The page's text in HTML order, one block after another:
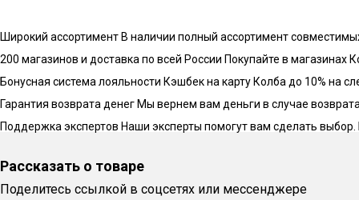
Широкий ассортимент В наличии полный ассортимент
200 магазинов и доставка по всей России Покупайте в магазинах
Бонусная система лояльности Кэшбек на карту Колба до 10% на
Гарантия возврата денег Мы вернем вам деньги в случае
Поддержка экспертов Наши эксперты помогут вам сделать
Рассказать о товаре
Поделитесь ссылкой в соцсетях или мессенджере